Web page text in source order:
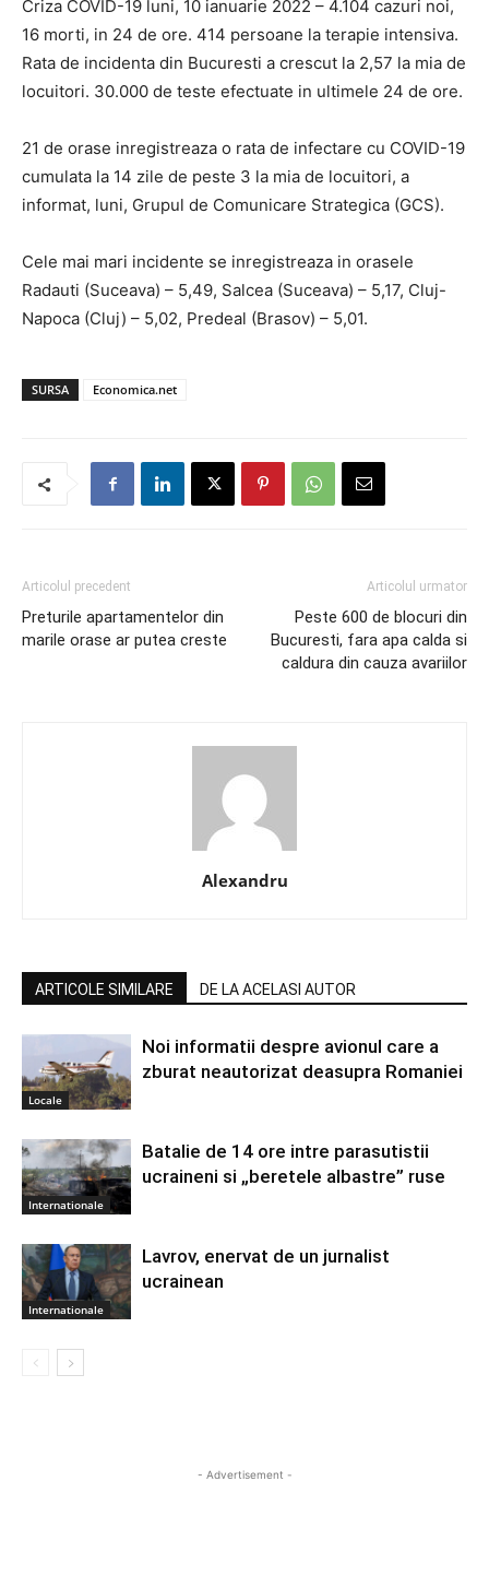
Criza COVID-19 luni, 10 ianuarie 2022 – 4.104 cazuri noi,
16 morti, in 24 de ore. 414 persoane la terapie intensiva.
Rata de incidenta din Bucuresti a crescut la 2,57 la mia de
locuitori. 30.000 de teste efectuate in ultimele 24 de ore.
21 de orase inregistreaza o rata de infectare cu COVID-19
cumulata la 14 zile de peste 3 la mia de locuitori, a
informat, luni, Grupul de Comunicare Strategica (GCS).
Cele mai mari incidente se inregistreaza in orasele
Radauti (Suceava) – 5,49, Salcea (Suceava) – 5,17, Cluj-
Napoca (Cluj) – 5,02, Predeal (Brasov) – 5,01.
SURSA Economica.net
Articolul precedent
Preturile apartamentelor din
marile orase ar putea creste
Articolul urmator
Peste 600 de blocuri din
Bucuresti, fara apa calda si
caldura din cauza avariilor
Alexandru
ARTICOLE SIMILARE DE LA ACELASI AUTOR
Locale
Noi informatii despre avionul care a
zburat neautorizat deasupra Romaniei
Internationale
Batalie de 14 ore intre parasutistii
ucraineni si „beretele albastre” ruse
Internationale
Lavrov, enervat de un jurnalist
ucrainean
- Advertisement -